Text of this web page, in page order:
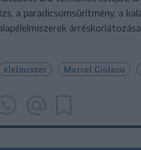
a paradicsomsűrítmény, a
élelmiszer Marcel Ciolacu